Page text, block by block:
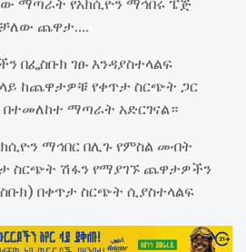
ማጣራት የአክሲዮን ማኅበሩ ፔጅ
ጨዋታ….
በፌስቡክ ገፁ እንዳያስተላልፍ
ከጨዋታዎቹ የቀጥታ ስርጭት ጋር
በተመለከተ ማጣራት አድርገናል።
ማኅበር በሊጉ የምስል መብት
ስርጭት ሽፋን የማያገኙ ጨዋታዎችን
በቀጥታ ስርጭት ሲያስተላልፍ